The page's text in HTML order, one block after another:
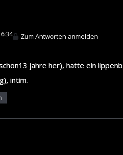
Zum Antworten anmelden
jahre her), hatte ein
intim.